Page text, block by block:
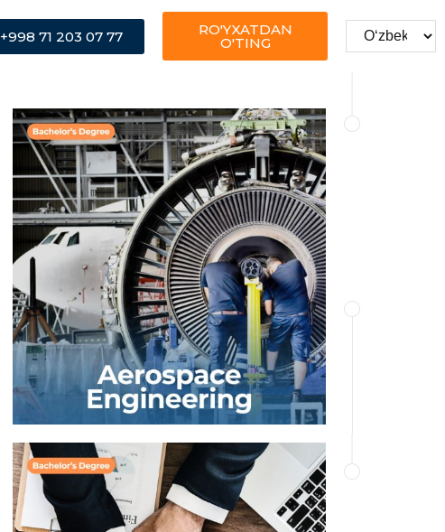
+998 71 203 07 77 RO'YXATDAN
O'TING
Dasturining maqsadi - aerokosmik
mahsulotlarni loyihalash, ishlab chiqarish
va boshqarishga hissa qo‘shadigan
fanlar va mavzular bo‘yicha ko'nikmalar
bilan boyitish, xavfsizlik va ishonchlilik
masalalari bilan shug‘ullanishni
rag‘batlantirish va yanada murakkab
tizimlarni ekologik ta’sirlar va barqaror
rivojlanish kontseptsiyalari bilan bog‘liq
holda boshqarish va tajriba o‘tkazishdir.
BATAFSIL
O‘qish davrida talabalar biznes
tushunchasini rivojlantiradilar va